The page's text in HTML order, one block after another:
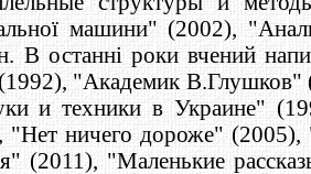
машини" (2002),
останні роки вчений
"Академик В.Глушков"
и техники в Украине"
"Нет ничего дороже"
(2011), "Маленькие